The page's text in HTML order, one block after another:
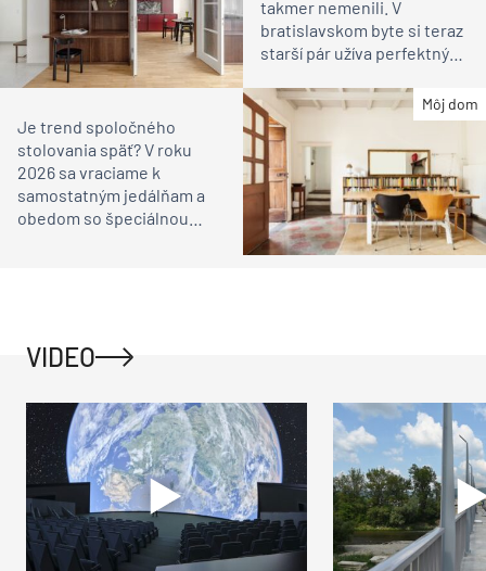
takmer nemenili. V
bratislavskom byte si teraz
starší pár užíva perfektný
Môj dom
Je trend spoločného
stolovania späť? V roku
2026 sa vraciame k
samostatným jedálňam a
obedom so špeciálnou
VIDEO